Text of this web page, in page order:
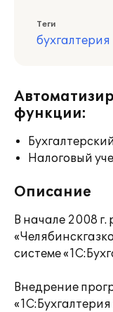
Теги
бухгалтерия
функции:
Налоговый
Описание
В начале 2008
системе
Внедрение
«1С:Бухгалтерия